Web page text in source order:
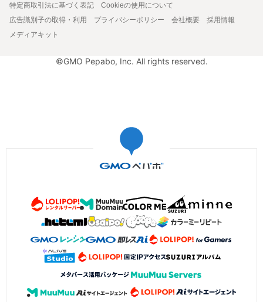
特定商取引法に基づく表記
Cookieの使用について
広告識別子の取得・利用
プライバシーポリシー 会社概要
採用情報
メディアキット
©GMO Pepabo, Inc. All rights reserved.